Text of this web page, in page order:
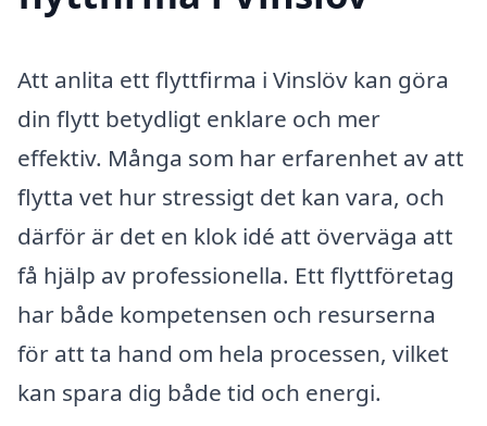
Att anlita ett flyttfirma i Vinslöv kan göra
din flytt betydligt enklare och mer
effektiv. Många som har erfarenhet av att
flytta vet hur stressigt det kan vara, och
därför är det en klok idé att överväga att
få hjälp av professionella. Ett flyttföretag
har både kompetensen och resurserna
för att ta hand om hela processen, vilket
kan spara dig både tid och energi.